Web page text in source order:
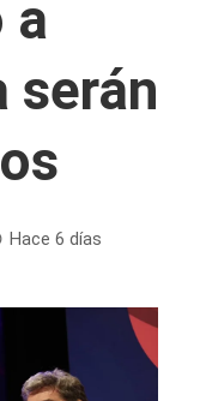
a
serán
Hace 6 días